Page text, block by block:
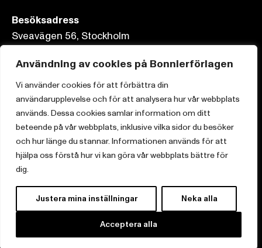
Användning av cookies på Bonnierförlagen
Vi använder cookies för att förbättra din
användarupplevelse och för att analysera hur vår webbplats
används. Dessa cookies samlar information om ditt
beteende på vår webbplats, inklusive vilka sidor du besöker
och hur länge du stannar. Informationen används för att
hjälpa oss förstå hur vi kan göra vår webbplats bättre för
dig.
Justera mina inställningar Neka alla
Acceptera alla
Besöksadress
Sveavägen 56, Stockholm
Postadress
Box 3159, 103 63 Stockholm
Om Bonnierförlagen
Cookies
Integritetspolicy